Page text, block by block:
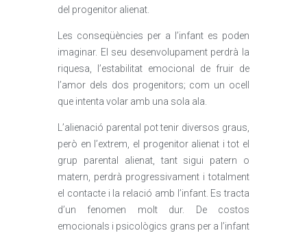
del progenitor alienat.
Les conseqüències per a l’infant es poden
imaginar. El seu desenvolupament perdrà la
riquesa, l’estabilitat emocional de fruir de
l’amor dels dos progenitors; com un ocell
que intenta volar amb una sola ala.
L’alienació parental pot tenir diversos graus,
però en l’extrem, el progenitor alienat i tot el
grup parental alienat, tant sigui patern o
matern, perdrà progressivament i totalment
el contacte i la relació amb l’infant. Es tracta
d’un fenomen molt dur. De costos
emocionals i psicològics grans per a l’infant